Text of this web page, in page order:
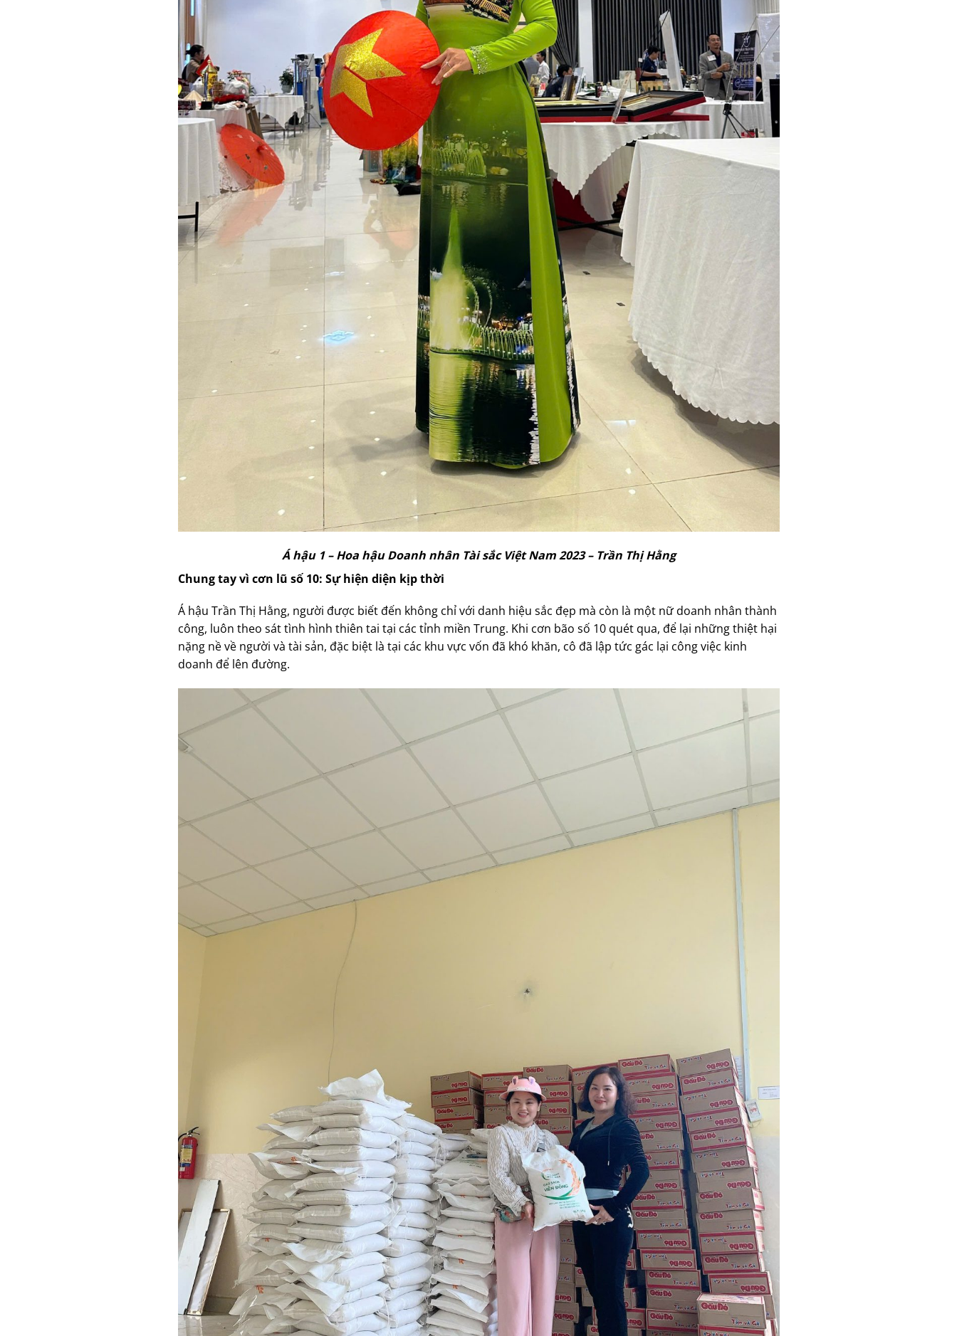
Á hậu 1 – Hoa hậu Doanh nhân Tài sắc Việt Nam 2023 – Trần Thị Hằng
Chung tay vì cơn lũ số 10: Sự hiện diện kịp thời
Á hậu Trần Thị Hằng, người được biết đến không chỉ với danh hiệu sắc đẹp mà còn là một nữ doanh nhân thành
công, luôn theo sát tình hình thiên tai tại các tỉnh miền Trung. Khi cơn bão số 10 quét qua, để lại những thiệt hại
nặng nề về người và tài sản, đặc biệt là tại các khu vực vốn đã khó khăn, cô đã lập tức gác lại công việc kinh
doanh để lên đường.